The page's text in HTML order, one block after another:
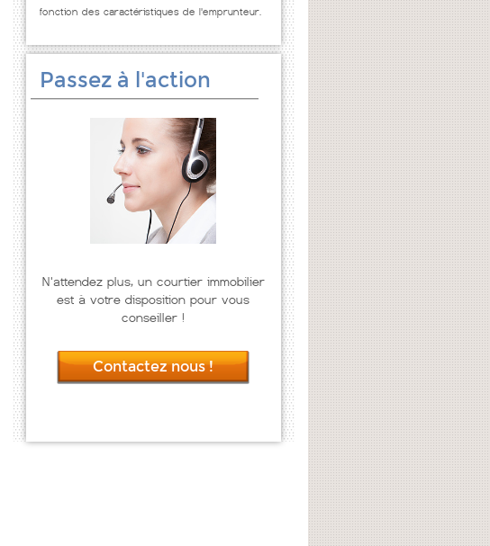
fonction des caractéristiques de l'emprunteur.
Passez à l'action
N'attendez plus, un courtier immobilier
est à votre disposition pour vous
conseiller !
Contactez nous !